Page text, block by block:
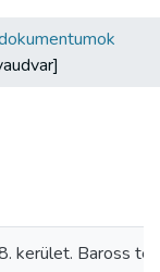
kerület. Baross